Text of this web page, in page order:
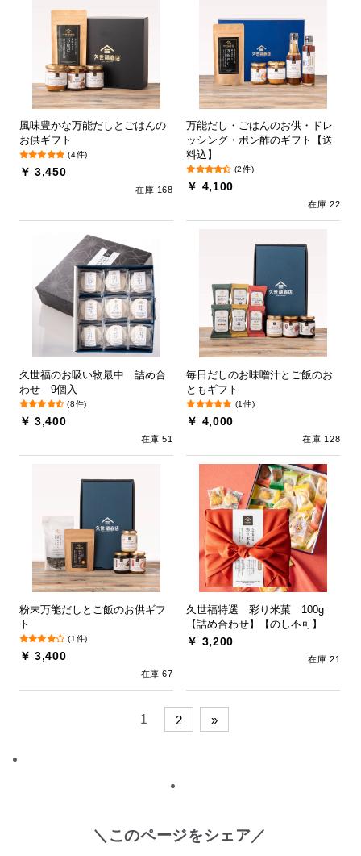
風味豊かな万能だしとごはんの
お供ギフト
(4件)
￥ 3,450
在庫 168
万能だし・ごはんのお供・ドレ
ッシング・ポン酢のギフト【送
料込】
(2件)
￥ 4,100
在庫 22
久世福のお吸い物最中 詰め合
わせ 9個入
(8件)
￥ 3,400
在庫 51
毎日だしのお味噌汁とご飯のお
ともギフト
(1件)
￥ 4,000
在庫 128
粉末万能だしとご飯のお供ギフ
ト
(1件)
￥ 3,400
在庫 67
久世福特選 彩り米菓 100g
【詰め合わせ】【のし不可】
￥ 3,200
在庫 21
1 2 »
＼このページをシェア／